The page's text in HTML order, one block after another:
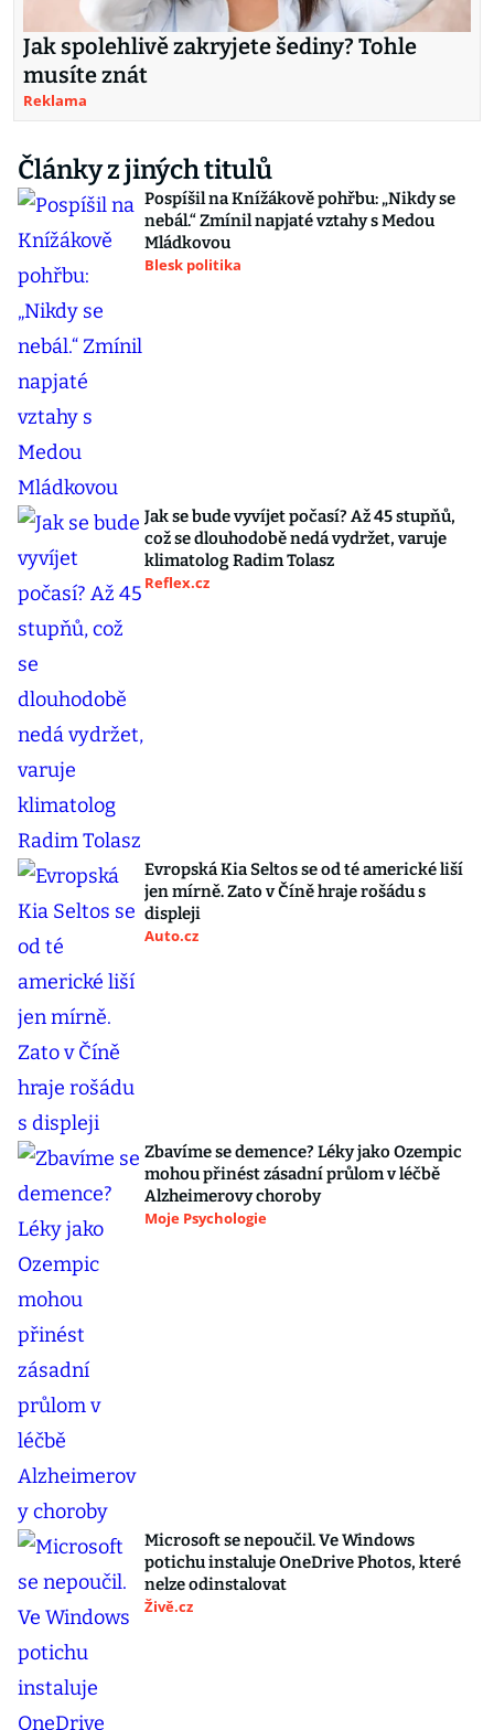
Jak spolehlivě zakryjete šediny? Tohle
musíte znát
Reklama
Články z jiných titulů
Pospíšil na Knížákově pohřbu: „Nikdy se
nebál.“ Zmínil napjaté vztahy s Medou
Mládkovou
Blesk politika
Jak se bude vyvíjet počasí? Až 45 stupňů,
což se dlouhodobě nedá vydržet, varuje
klimatolog Radim Tolasz
Reflex.cz
Evropská Kia Seltos se od té americké liší
jen mírně. Zato v Číně hraje rošádu s
displeji
Auto.cz
Zbavíme se demence? Léky jako Ozempic
mohou přinést zásadní průlom v léčbě
Alzheimerovy choroby
Moje Psychologie
Microsoft se nepoučil. Ve Windows
potichu instaluje OneDrive Photos, které
nelze odinstalovat
Živě.cz